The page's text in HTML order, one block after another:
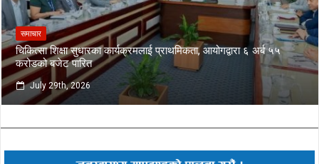
समाचार
चिकित्सा शिक्षा सुधारका कार्यक्रमलाई प्राथमिकता, आयोगद्वारा ६ अर्ब ५५
करोडको बजेट पारित
July 29th, 2026